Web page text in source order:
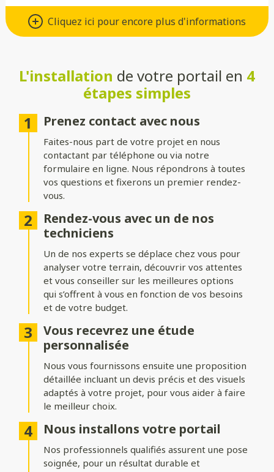
Cliquez ici pour encore plus d'informations
Différents types d’ouvertures
Choisissez le système d’ouverture qui convient au mieux à votre
Battant: idéal pour les larges entrées, avec une ouverture
classique à deux vantaux.
optimise le dégagement latéral.
Coulissant autoportant: sans rail au sol, il assure un
fonctionnement fluide et une esthétique épurée.
Formes du portail
Ajoutez du style à votre entrée avec différentes formes de
portails :
dynamique.
Bombé ou bombé inversé: des courbes élégantes pour un
effet plus traditionnel.
Chapeau de gendarme ou chapeau de gendarme inversé
: une touche classique et raffinée.
Occultation
Adaptez le niveau d’intimité et d’aération de votre portail :
Portail plein: : pour une intimité maximale et une protection
Portail semi-ajouré
luminosité.
L'installation de votre portail en 4
étapes simples
Prenez contact avec nous
Faites-nous part de votre projet en nous
contactant par téléphone ou via notre
formulaire en ligne. Nous répondrons à toutes
vos questions et fixerons un premier rendez-
vous.
Rendez-vous avec un de nos
techniciens
Un de nos experts se déplace chez vous pour
analyser votre terrain, découvrir vos attentes
et vous conseiller sur les meilleures options
qui s’offrent à vous en fonction de vos besoins
et de votre budget.
Vous recevrez une étude
personnalisée
Nous vous fournissons ensuite une proposition
détaillée incluant un devis précis et des visuels
adaptés à votre projet, pour vous aider à faire
le meilleur choix.
Nous installons votre portail
Nos professionnels qualifiés assurent une pose
soignée, pour un résultat durable et